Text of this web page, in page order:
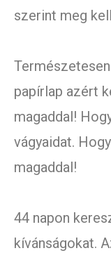
szerint meg
papírlap azért
magaddal!
vágyaidat.
magaddal!
44 napon
kívánságokat.